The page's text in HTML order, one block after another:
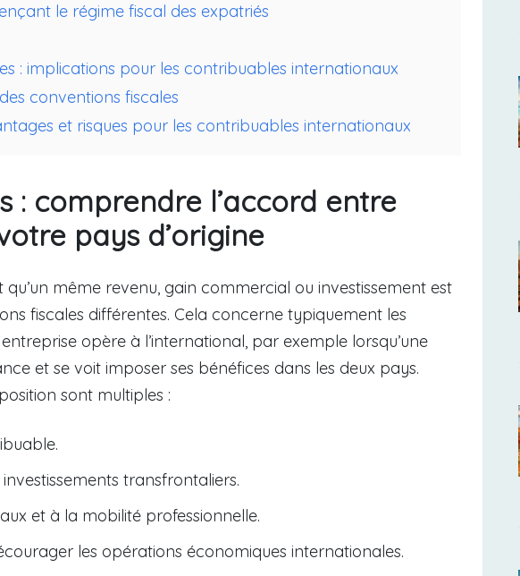
le régime fiscal des expatriés
: implications pour les contribuables internationaux
conventions fiscales
et risques pour les contribuables internationaux
: comprendre l’accord entre
pays d’origine
qu’un même revenu, gain commercial ou investissement est
fiscales différentes. Cela concerne typiquement les
opère à l’international, par exemple lorsqu’une
et se voit imposer ses bénéfices dans les deux pays.
sont multiples :
transfrontaliers.
et à la mobilité professionnelle.
les opérations économiques internationales.